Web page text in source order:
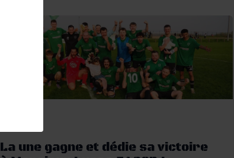
La une gagne et dédie sa victoire